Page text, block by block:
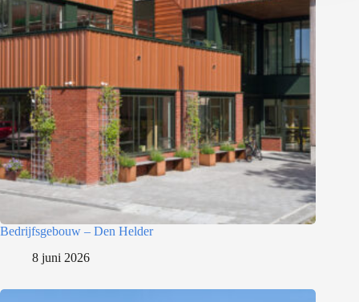
Bedrijfsgebouw – Den Helder
8 juni 2026